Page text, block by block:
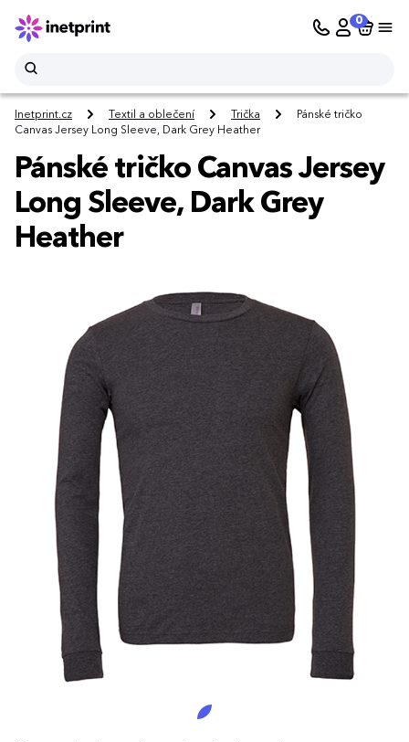
0
Inetprint.cz Textil a oblečení Trička
Pánské tričko
Canvas Jersey Long Sleeve, Dark Grey Heather
Pánské tričko Canvas Jersey
Long Sleeve, Dark Grey
Heather